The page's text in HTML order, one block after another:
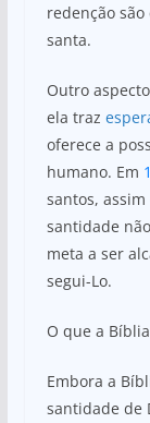
redenção
santa.
Outro
ela traz
oferece a
humano. Em
santos,
santidade
meta a ser
segui-Lo.
O que a
Embora a
santidade de